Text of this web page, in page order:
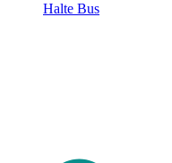
Halte Bus